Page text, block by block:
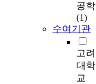
공학
(1)
수여기관
고려
대학
교